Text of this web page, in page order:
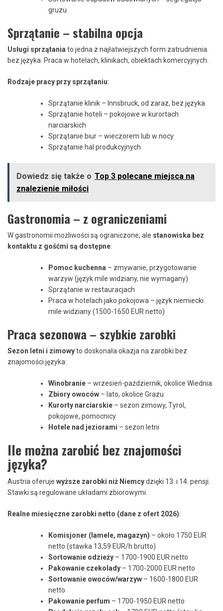
gruzu
Sprzątanie – stabilna opcja
Usługi sprzątaniato jedna z najłatwiejszych form zatrudnienia
bez języka. Praca w hotelach, klinikach, obiektach komercyjnych.
Rodzaje pracy przy sprzątaniu:
Sprzątanie klinik – Innsbruck, od zaraz, bez języka
Sprzątanie hoteli – pokojowe w kurortach
narciarskich
Sprzątanie biur – wieczorem lub w nocy
Sprzątanie hal produkcyjnych
Dowiedz się także o Top 3 polecane miejsca na
znalezienie miłości
Gastronomia – z ograniczeniami
W gastronomii możliwości są ograniczone, ale stanowiska bez
kontaktu z gośćmi są dostępne:
Pomoc kuchenna – zmywanie, przygotowanie
warzyw (język mile widziany, nie wymagany)
Sprzątanie w restauracjach
Praca w hotelach jako pokojowa – język niemiecki
mile widziany (1500-1650 EUR netto)
Praca sezonowa – szybkie zarobki
Sezon letni i zimowyto doskonała okazja na zarobki bez
znajomości języka:
Winobranie – wrzesień-październik, okolice Wiednia
Zbiory owoców – lato, okolice Grazu
Kurorty narciarskie – sezon zimowy, Tyrol,
pokojowe, pomocnicy
Hotele nad jeziorami – sezon letni
Ile można zarobić bez znajomości
języka?
Austria oferuje wyższe zarobki niż Niemcydzięki 13. i 14. pensji.
Stawki są regulowane układami zbiorowymi.
Realne miesięczne zarobki netto (dane z ofert 2026):
Komisjoner (lamele, magazyn) – około 1750 EUR
netto (stawka 13,59 EUR/h brutto)
Sortowanie odzieży – 1700-1900 EUR netto
Pakowanie czekolady – 1700-2000 EUR netto
Sortowanie owoców/warzyw – 1600-1800 EUR
netto
Pakowanie perfum – 1700-1950 EUR netto